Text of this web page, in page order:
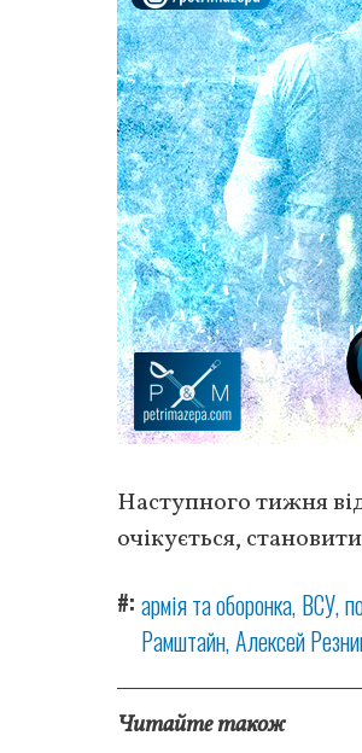
Наступного тижня
очікується,
# армія та оборонка ВСУ
Рамштайн Алексей
Читайте також